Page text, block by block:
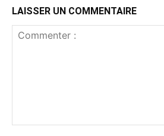
LAISSER UN COMMENTAIRE